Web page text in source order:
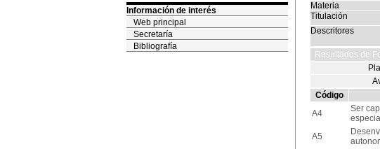
Información de interés
Web principal
Secretaría
Bibliografía
Materia
Titulación
Descritores
Resultados de
Código
A4
Ser
A5